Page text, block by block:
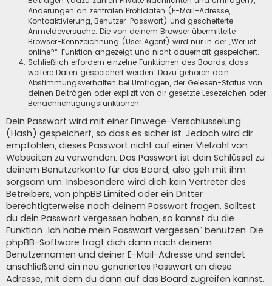
Änderungen an zentralen Profildaten (E-Mail-Adresse,
Kontoaktivierung, Benutzer-Passwort) und gescheiterte
Anmeldeversuche. Die von deinem Browser übermittelte
Browser-Kennzeichnung (User Agent) wird nur in der „Wer ist
online?“-Funktion angezeigt und nicht dauerhaft gespeichert.
Schließlich erfordern einzelne Funktionen des Boards, dass
weitere Daten gespeichert werden. Dazu gehören dein
Abstimmungsverhalten bei Umfragen, der Gelesen-Status von
deinen Beiträgen oder explizit von dir gesetzte Lesezeichen oder
Benachrichtigungsfunktionen.
Dein Passwort wird mit einer Einwege-Verschlüsselung
(Hash) gespeichert, so dass es sicher ist. Jedoch wird dir
empfohlen, dieses Passwort nicht auf einer Vielzahl von
Webseiten zu verwenden. Das Passwort ist dein Schlüssel zu
deinem Benutzerkonto für das Board, also geh mit ihm
sorgsam um. Insbesondere wird dich kein Vertreter des
Betreibers, von phpBB Limited oder ein Dritter
berechtigterweise nach deinem Passwort fragen. Solltest
du dein Passwort vergessen haben, so kannst du die
Funktion „Ich habe mein Passwort vergessen“ benutzen. Die
phpBB-Software fragt dich dann nach deinem
Benutzernamen und deiner E-Mail-Adresse und sendet
anschließend ein neu generiertes Passwort an diese
Adresse, mit dem du dann auf das Board zugreifen kannst.